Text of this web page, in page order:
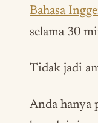
Bahasa
selama 30
Tidak jadi
Anda hanya